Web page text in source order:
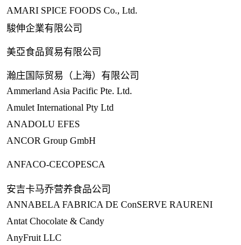
AMARI SPICE FOODS Co., Ltd.
駿伸企業有限公司
美亞食品貿易有限公司
瀚庄国际贸易（上海）有限公司
Ammerland Asia Pacific Pte. Ltd.
Amulet International Pty Ltd
ANADOLU EFES
ANCOR Group GmbH
ANFACO-CECOPESCA
安吉卡马乔营养食品公司
ANNABELA FABRICA DE ConSERVE RAURENI
Antat Chocolate & Candy
AnyFruit LLC